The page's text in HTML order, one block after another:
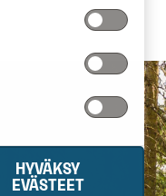
HYVÄKSY
EVÄSTEET